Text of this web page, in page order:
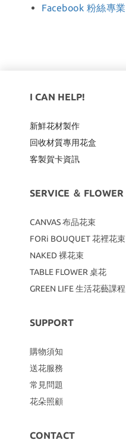
Facebook 粉絲專業
I CAN HELP!
新鮮花材製作
回收材質專用花盒
客製賀卡資訊
SERVICE ＆ FLOWER
CANVAS布品花束
FORi BOUQUET 花裡花束
NAKED 裸花束
TABLE FLOWER 桌花
GREEN LIFE 生活花藝課程
SUPPORT
購物須知
送花服務
常見問題
花朵照顧
CONTACT